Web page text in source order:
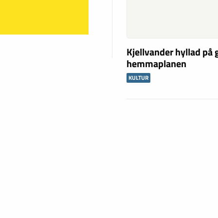
Kjellvander hyllad på
hemmaplanen
KULTUR